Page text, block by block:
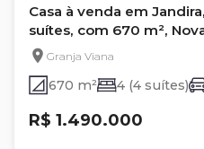
Casa à venda em
suítes, com 670 m²,
Granja Viana
670 m² 4 (4 suítes)
R$ 1.490.000